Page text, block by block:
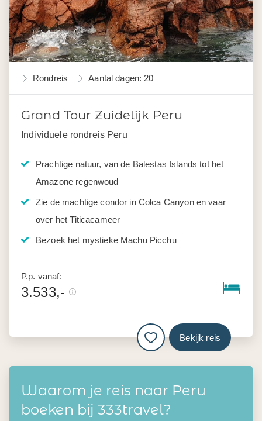
Rondreis Aantal dagen: 20
Grand Tour Zuidelijk Peru
Individuele rondreis Peru
Prachtige natuur, van de Balestas Islands tot het
Amazone regenwoud
Zie de machtige condor in Colca Canyon en vaar
over het Titicacameer
Bezoek het mystieke Machu Picchu
P.p. vanaf:
3.533,-
Bekijk reis
Waarom je reis naar Peru
boeken bij 333travel?